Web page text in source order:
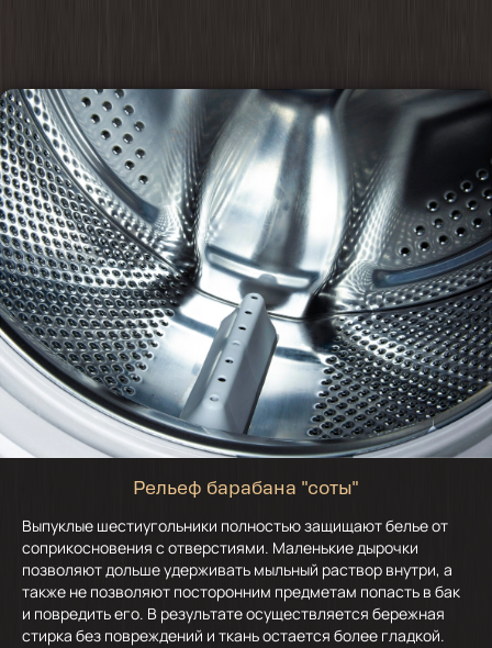
Рельеф барабана "соты"
Выпуклые шестиугольники полностью защищают белье от
соприкосновения с отверстиями. Маленькие дырочки
позволяют дольше удерживать мыльный раствор внутри, а
также не позволяют посторонним предметам попасть в бак
и повредить его. В результате осуществляется бережная
стирка без повреждений и ткань остается более гладкой.